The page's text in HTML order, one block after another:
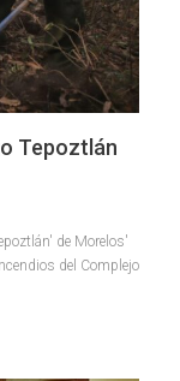
Tepoztlán
de Morelos'
del Complejo